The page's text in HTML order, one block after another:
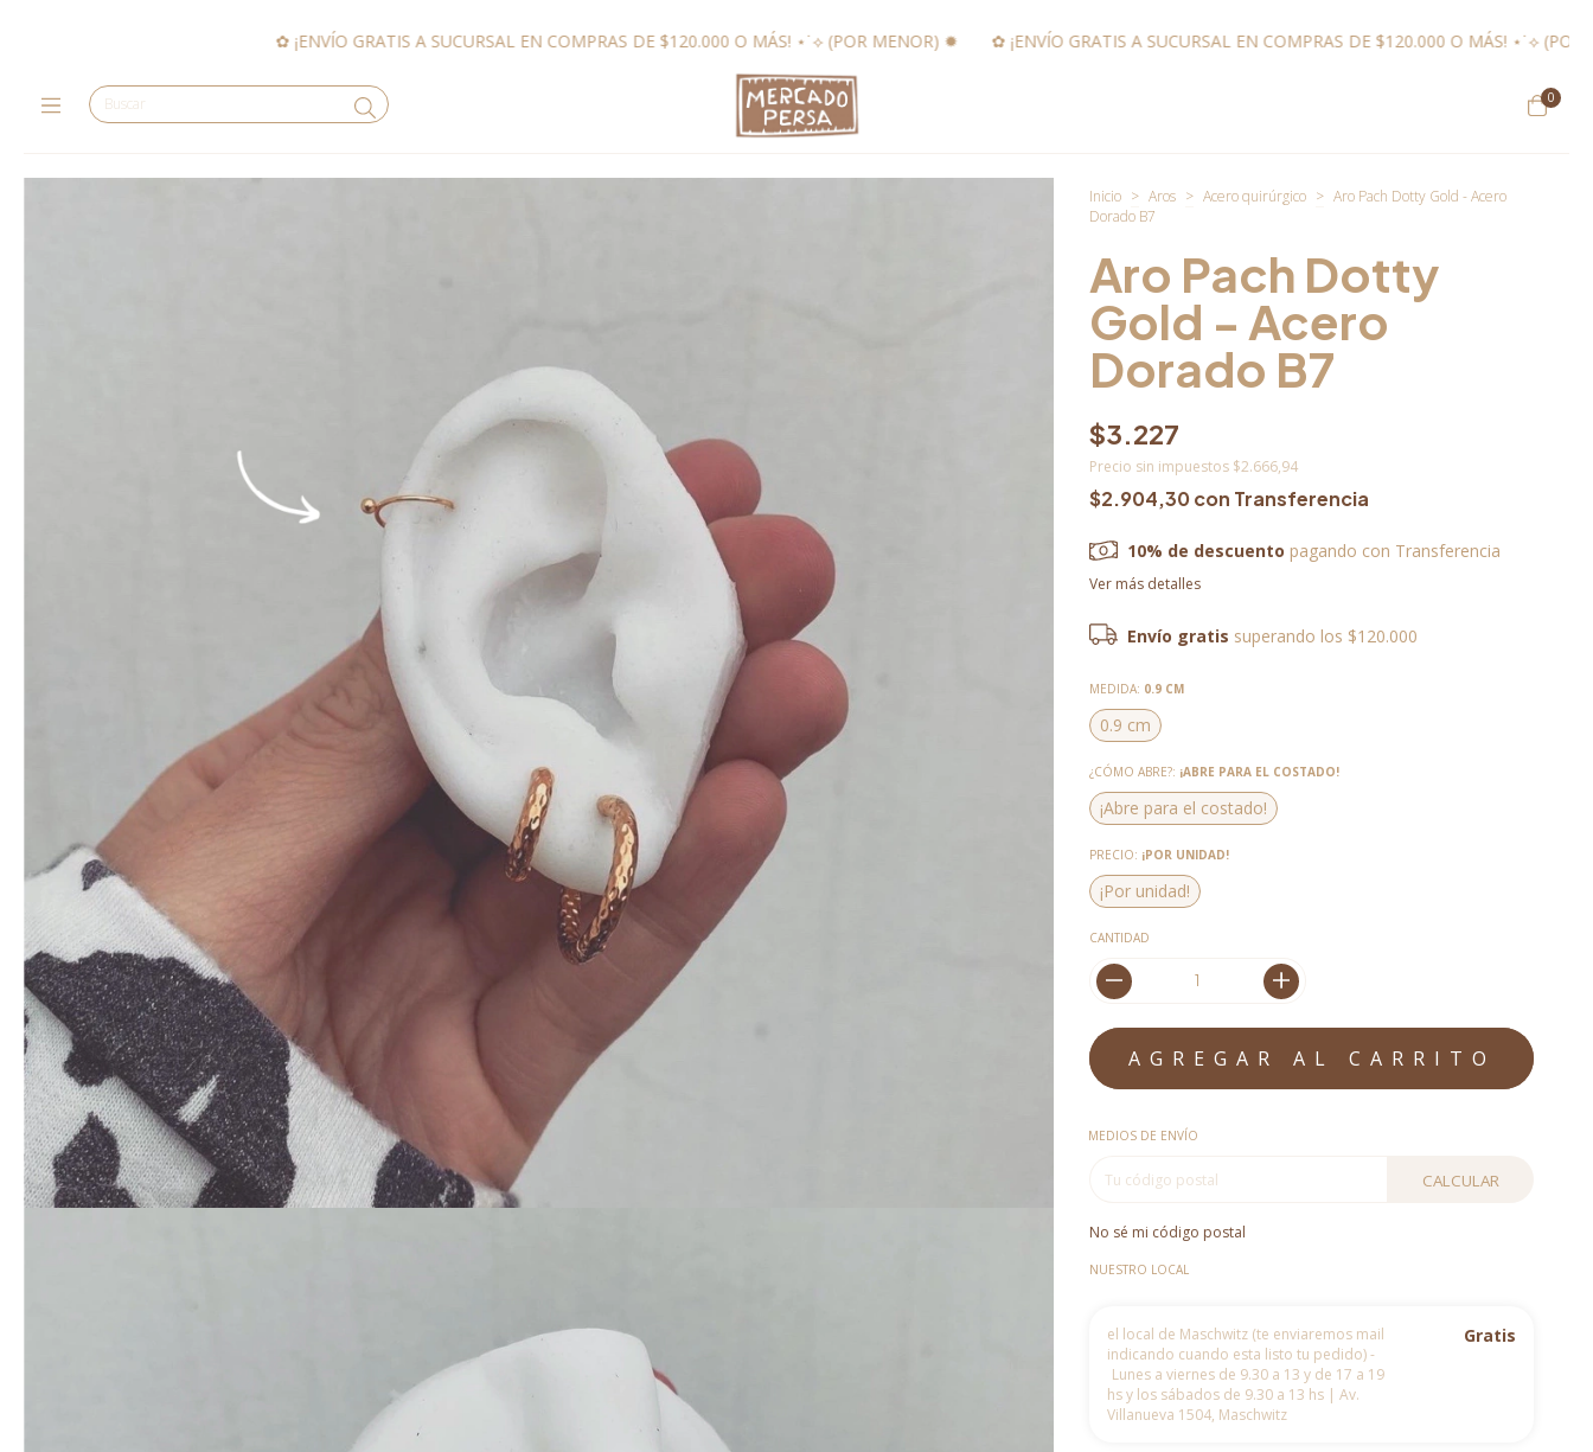
✿ ¡ENVÍO GRATIS A SUCURSAL EN COMPRAS DE $120.000 O MÁS! ⋆˙⟡ (POR MENOR) ✹ ✿ ¡ENVÍO GRATIS A SUCURSAL EN COMPRAS DE $120.000 O MÁS! ⋆˙⟡ (POR MENOR) ✹ ✿ ¡ENVÍO
0
Inicio > Aros > Acero quirúrgico > Aro Pach Dotty Gold - Acero
Dorado B7
Aro Pach Dotty
Gold - Acero
Dorado B7
$3.227
Precio sin impuestos $2.666,94
$2.904,30con Transferencia
10% de descuento pagando con Transferencia
Ver más detalles
Envío gratis superando los $120.000
MEDIDA: 0.9 CM
0.9 cm
¿CÓMO ABRE?: ¡ABRE PARA EL COSTADO!
¡Abre para el costado!
PRECIO: ¡POR UNIDAD!
¡Por unidad!
CANTIDAD
MEDIOS DE ENVÍO
CALCULAR
No sé mi código postal
NUESTRO LOCAL
el local de Maschwitz (te enviaremos mail
indicando cuando esta listo tu pedido) -
Lunes a viernes de 9.30 a 13 y de 17 a 19
hs y los sábados de 9.30 a 13 hs | Av.
Villanueva 1504, Maschwitz
Gratis